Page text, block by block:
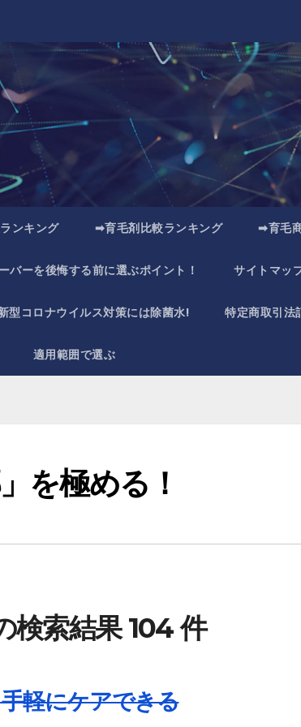
ンキング ➡育毛剤比較ランキング ➡育毛
バーを後悔する前に選ぶポイント！ サイトマッ
型コロナウイルス対策には除菌水! 特定商取引法
適用範囲で選ぶ
を極める！
検索結果 104 件
軽にケアできる